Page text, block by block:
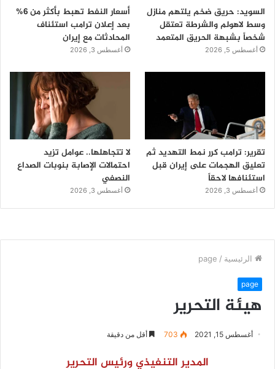
السويد: حريق ضخم يلتهم منازل
وسط لاهولم والشرطة تعتقل
شخصاً بشبهة الحريق المتعمد
أغسطس 5, 2026
أسعار النفط تهبط بأكثر من 6%
بعد إعلان ترامب استئناف
المحادثات مع إيران
أغسطس 3, 2026
تقرير: ترامب كرر نمط التهديد ثم
تعليق الهجمات على إيران قبل
استئنافها لاحقاً
أغسطس 3, 2026
لا تتجاهلها.. عوامل تزيد
احتمالات الإصابة بنوبات الصداع
النصفي
أغسطس 3, 2026